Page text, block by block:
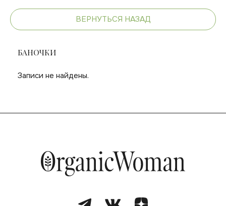
ВЕРНУТЬСЯ НАЗАД
БАНОЧКИ
Записи не найдены.